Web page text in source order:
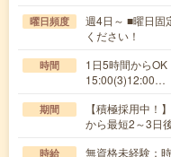
曜日頻度
週4日～ ■曜日固
ください！
時間
1日5時間から
15:00(3)12:00…
期間
【積極採用中！
から最短2～3日
時給 無資格未経験：